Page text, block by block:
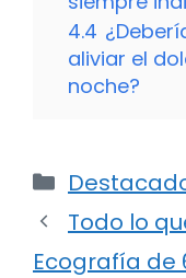
4.4
aliviar el
noche?
Todo lo
Ecografía de